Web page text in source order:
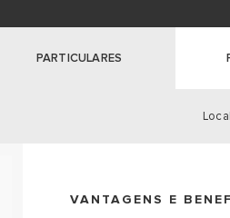
LIGUE
PARTICULARES
VANTAGENS E